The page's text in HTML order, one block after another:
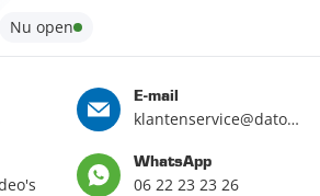
Nu open
E-mail
klantenservice@datona.nl
WhatsApp
06 22 23 23 26